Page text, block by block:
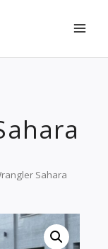
Sahara